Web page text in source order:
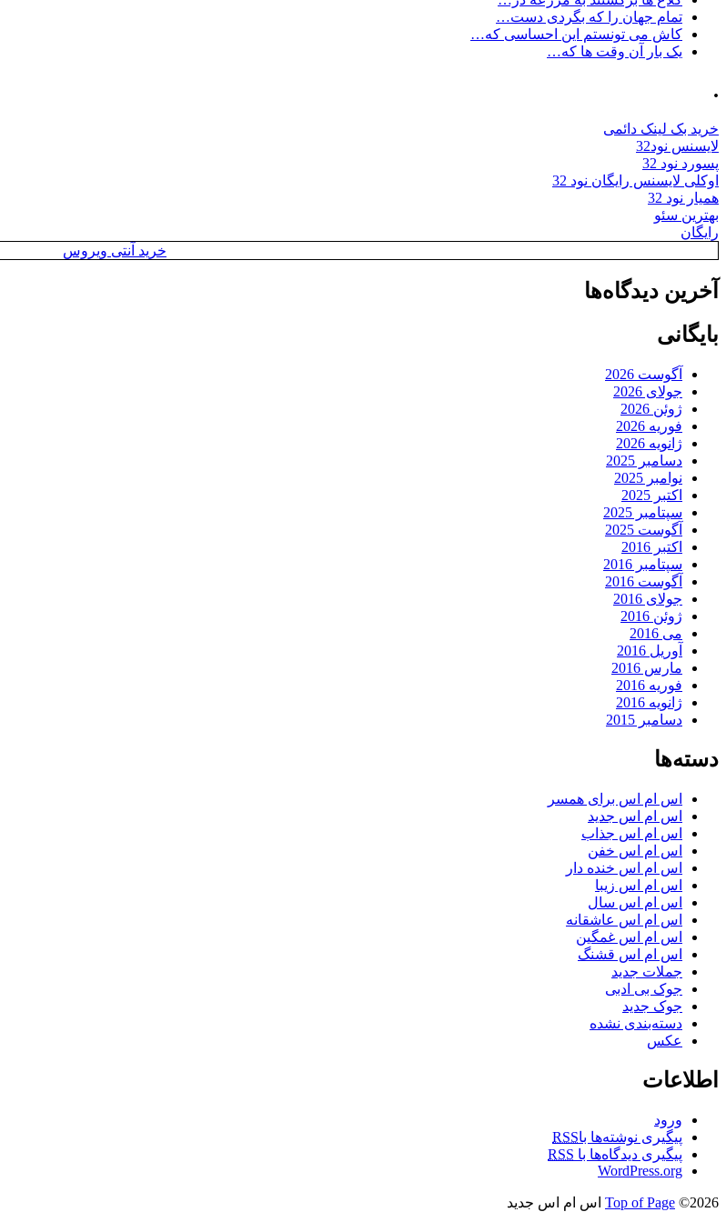
تمام جهان را که بگردی دست…
کاش می تونستم این احساسی که…
یک بار آن وقت ها که…
.
خرید بک لینک دائمی
لایسنس نود32
پسورد نود 32
اوکلی لایسنس رایگان نود 32
همیار نود 32
بهترین سئو
رایگان
خرید آنتی ویروس
آخرین دیدگاه‌ها
بایگانی
آگوست 2026
جولای 2026
ژوئن 2026
فوریه 2026
ژانویه 2026
دسامبر 2025
نوامبر 2025
اکتبر 2025
سپتامبر 2025
آگوست 2025
اکتبر 2016
سپتامبر 2016
آگوست 2016
جولای 2016
ژوئن 2016
می 2016
آوریل 2016
مارس 2016
فوریه 2016
ژانویه 2016
دسامبر 2015
دسته‌ها
اس ام اس برای همسر
اس ام اس جدید
اس ام اس جذاب
اس ام اس خفن
اس ام اس خنده دار
اس ام اس زیبا
اس ام اس سال
اس ام اس عاشقانه
اس ام اس غمگین
اس ام اس قشنگ
جملات جدید
جوک بی ادبی
جوک جدید
دسته‌بندی نشده
عکس
اطلاعات
ورود
پیگیری نوشته‌ها باRSS
پیگیری دیدگاه‌ها با RSS
WordPress.org
Top of Page ©2026 اس ام اس جدید